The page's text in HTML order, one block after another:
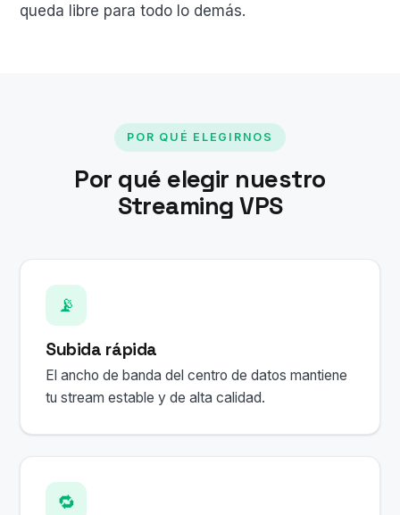
queda libre para todo lo demás.
POR QUÉ ELEGIRNOS
Por qué elegir nuestro
Streaming VPS
📡
Subida rápida
El ancho de banda del centro de datos mantiene
tu stream estable y de alta calidad.
🔁